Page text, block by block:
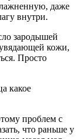
даже
внутри.
зародышей
кожи,
Просто
проблем с
что раньше у